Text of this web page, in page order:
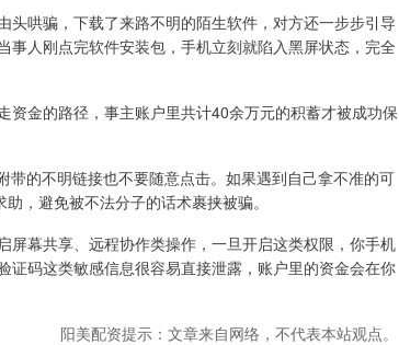
哄骗，下载了来路不明的陌生软件，对方还一步步引导
人刚点完软件安装包，手机立刻就陷入黑屏状态，完全
金的路径，事主账户里共计40余万元的积蓄才被成功保
的不明链接也不要随意点击。如果遇到自己拿不准的可
，避免被不法分子的话术裹挟被骗。
幕共享、远程协作类操作，一旦开启这类权限，你手机
码这类敏感信息很容易直接泄露，账户里的资金会在你
阳美配资提示：文章来自网络，不代表本站观点。